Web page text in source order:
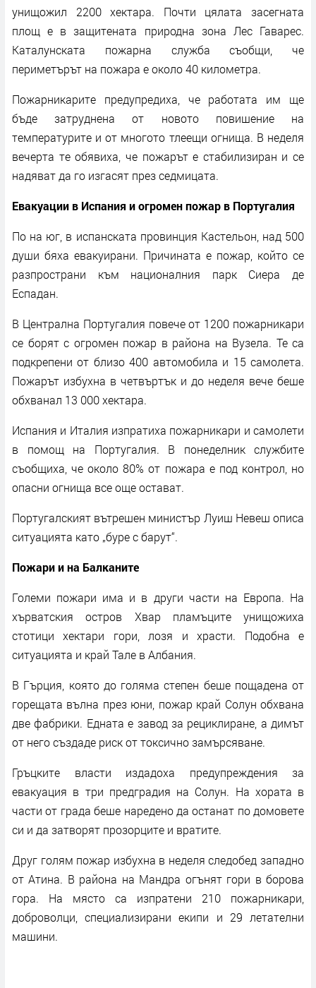
унищожил 2200 хектара. Почти цялата засегната
площ е в защитената природна зона Лес Гаварес.
Каталунската пожарна служба съобщи, че
периметърът на пожара е около 40 километра.
Пожарникарите предупредиха, че работата им ще
бъде затруднена от новото повишение на
температурите и от многото тлеещи огнища. В неделя
вечерта те обявиха, че пожарът е стабилизиран и се
надяват да го изгасят през седмицата.
Евакуации в Испания и огромен пожар в Португалия
По на юг, в испанската провинция Кастельон, над 500
души бяха евакуирани. Причината е пожар, който се
разпространи към националния парк Сиера де
Еспадан.
В Централна Португалия повече от 1200 пожарникари
се борят с огромен пожар в района на Вузела. Те са
подкрепени от близо 400 автомобила и 15 самолета.
Пожарът избухна в четвъртък и до неделя вече беше
обхванал 13 000 хектара.
Испания и Италия изпратиха пожарникари и самолети
в помощ на Португалия. В понеделник службите
съобщиха, че около 80% от пожара е под контрол, но
опасни огнища все още остават.
Португалският вътрешен министър Луиш Невеш описа
ситуацията като „буре с барут“.
Пожари и на Балканите
Големи пожари има и в други части на Европа. На
хърватския остров Хвар пламъците унищожиха
стотици хектари гори, лозя и храсти. Подобна е
ситуацията и край Тале в Албания.
В Гърция, която до голяма степен беше пощадена от
горещата вълна през юни, пожар край Солун обхвана
две фабрики. Едната е завод за рециклиране, а димът
от него създаде риск от токсично замърсяване.
Гръцките власти издадоха предупреждения за
евакуация в три предградия на Солун. На хората в
части от града беше наредено да останат по домовете
си и да затворят прозорците и вратите.
Друг голям пожар избухна в неделя следобед западно
от Атина. В района на Мандра огънят гори в борова
гора. На място са изпратени 210 пожарникари,
доброволци, специализирани екипи и 29 летателни
машини.